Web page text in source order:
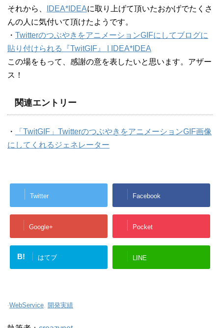
それから、
IDEA*IDEAに取り上げて頂いたおかげでたくさ
んの人に気付いて頂けたようです。
・ TwitterのつぶやきをアニメーションGIFにしてブログに
貼り付けられる『TwitGIF』 | IDEA*IDEA
この場をもって、感謝の意を表したいと思います。アザー
ス！
関連エントリー
・
「TwitGIF」TwitterのつぶやきをアニメーションGIF画像
にしてくれるジェネレーター
Twitter Facebook
Google+ Pocket
B! はてブ LINE
-WebService, 開発実績